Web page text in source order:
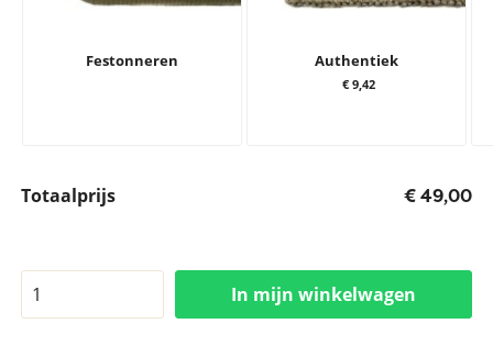
Festonneren Authentiek
€ 9,42
Totaalprijs € 49,00
In mijn winkelwagen